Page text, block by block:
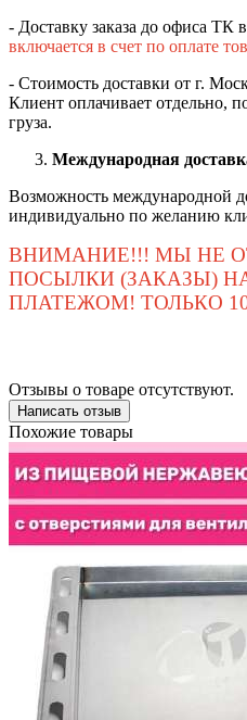
- Доставку заказа до офиса ТК
включается в счет по оплате
- Стоимость доставки от г.
Клиент оплачивает отдельно,
груза.
Международная
Возможность международной
индивидуально по желанию
ВНИМАНИЕ!!! МЫ НЕ
ПОСЫЛКИ (ЗАКАЗЫ)
ПЛАТЕЖОМ! ТОЛЬКО
Отзывы о товаре отсутствуют.
Написать отзыв
Похожие товары